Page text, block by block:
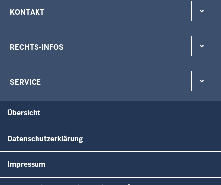
KONTAKT
RECHTS-INFOS
SERVICE
Übersicht
Datenschutzerklärung
Impressum